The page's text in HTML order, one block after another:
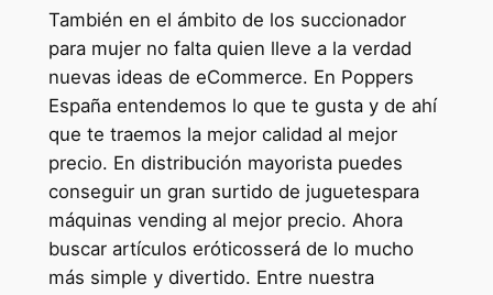
También en el ámbito de los succionador
para mujer no falta quien lleve a la verdad
nuevas ideas de eCommerce. En Poppers
España entendemos lo que te gusta y de ahí
que te traemos la mejor calidad al mejor
precio. En distribución mayorista puedes
conseguir un gran surtido de juguetespara
máquinas vending al mejor precio. Ahora
buscar artículos eróticosserá de lo mucho
más simple y divertido. Entre nuestra